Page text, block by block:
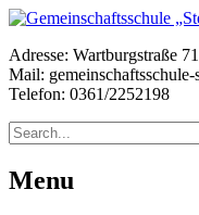
Adresse: Wartburgstraße
Mail:
Telefon: 0361/2252198
Menu